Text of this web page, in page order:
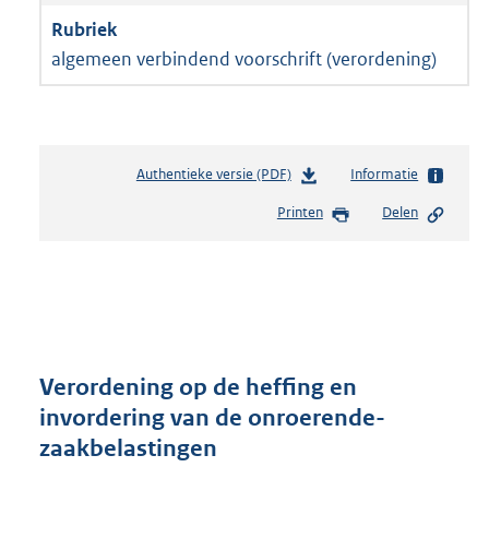
algemeen verbindend voorschrift (verordening)
Authentieke versie (PDF)b
s
r
o
Informatie
Printen Delen
Verordening op de heffing en
invordering van de onroerende-
zaakbelastingen